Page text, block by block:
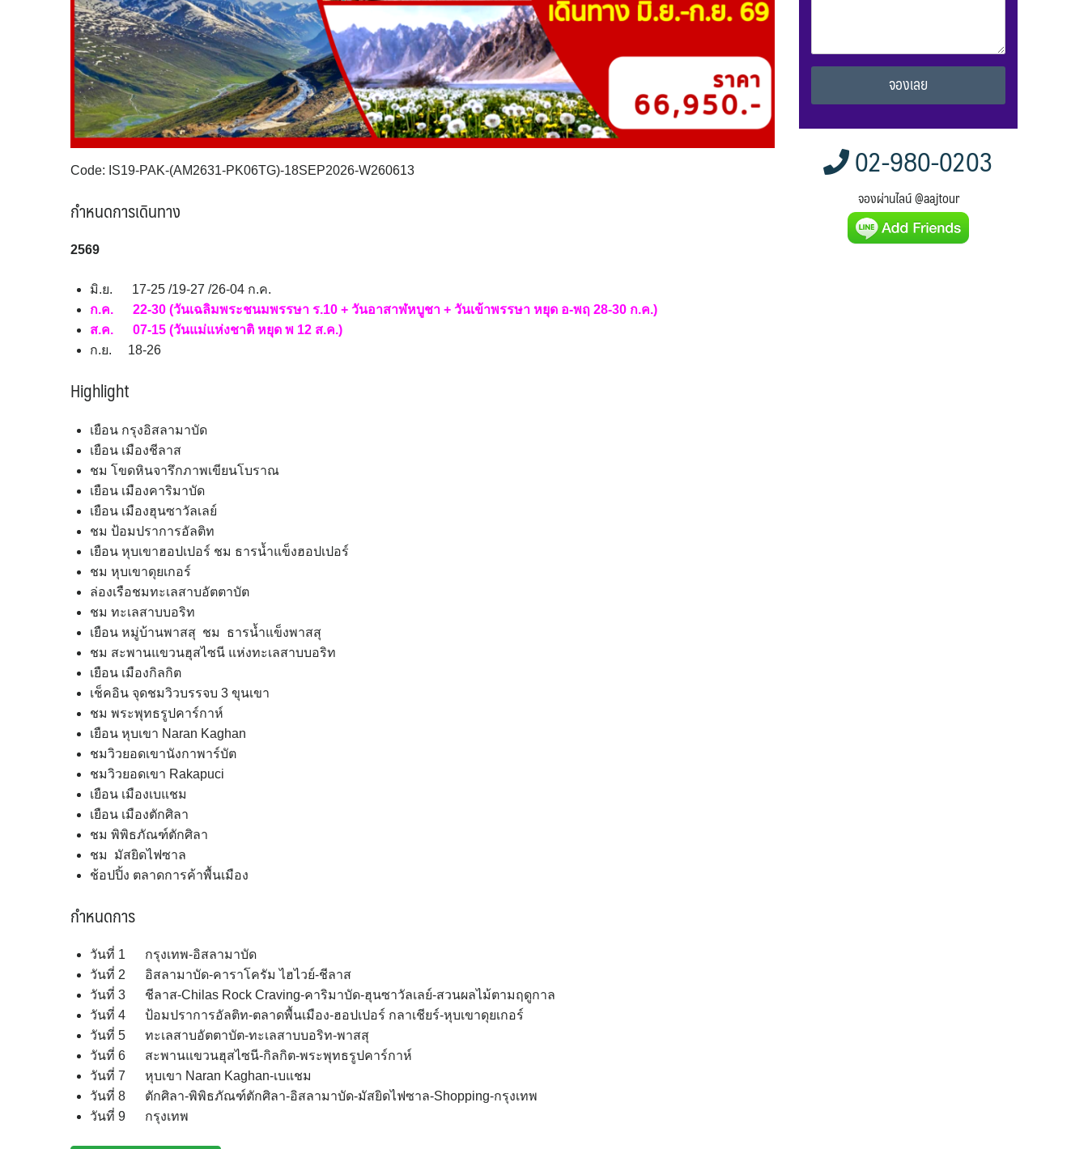
Code: IS19-PAK-(AM2631-PK06TG)-18SEP2026-W260613
กำหนดการเดินทาง
2569
มิ.ย. 17-25 /19-27 /26-04 ก.ค.
ก.ค. 22-30 (วันเฉลิมพระชนมพรรษา ร.10 + วันอาสาฬหบูชา + วันเข้าพรรษา หยุด อ-พฤ 28-30 ก.ค.)
ส.ค. 07-15 (วันแม่แห่งชาติ หยุด พ 12 ส.ค.)
ก.ย. 18-26
Highlight
เยือน กรุงอิสลามาบัด
เยือน เมืองชีลาส
ชม โขดหินจารึกภาพเขียนโบราณ
เยือน เมืองคาริมาบัด
เยือน เมืองฮุนซาวัลเลย์
ชม ป้อมปราการอัลติท
เยือน หุบเขาฮอปเปอร์ ชม ธารน้ำแข็งฮอปเปอร์
ชม หุบเขาดุยเกอร์
ล่องเรือชมทะเลสาบอัตตาบัต
ชม ทะเลสาบบอริท
เยือน หมู่บ้านพาสสุ ชม ธารน้ำแข็งพาสสุ
ชม สะพานแขวนฮุสไซนี แห่งทะเลสาบบอริท
เยือน เมืองกิลกิต
เช็คอิน จุดชมวิวบรรจบ 3 ขุนเขา
ชม พระพุทธรูปคาร์กาห์
เยือน หุบเขา Naran Kaghan
ชมวิวยอดเขานังกาพาร์บัต
ชมวิวยอดเขา Rakapuci
เยือน เมืองเบแชม
เยือน เมืองตักศิลา
ชม พิพิธภัณฑ์ตักศิลา
ชม มัสยิดไฟซาล
ช้อปปิ้ง ตลาดการค้าพื้นเมือง
กำหนดการ
วันที่ 1 กรุงเทพ-อิสลามาบัด
วันที่ 2 อิสลามาบัด-คาราโครัม ไฮไวย์-ชีลาส
วันที่ 3 ชีลาส-Chilas Rock Craving-คาริมาบัด-ฮุนซาวัลเลย์-สวนผลไม้ตามฤดูกาล
วันที่ 4 ป้อมปราการอัลติท-ตลาดพื้นเมือง-ฮอปเปอร์ กลาเชียร์-หุบเขาดุยเกอร์
วันที่ 5 ทะเลสาบอัตตาบัต-ทะเลสาบบอริท-พาสสุ
วันที่ 6 สะพานแขวนฮุสไซนี-กิลกิต-พระพุทธรูปคาร์กาห์
วันที่ 7 หุบเขา Naran Kaghan-เบแชม
วันที่ 8 ตักศิลา-พิพิธภัณฑ์ตักศิลา-อิสลามาบัด-มัสยิดไฟซาล-Shopping-กรุงเทพ
วันที่ 9 กรุงเทพ
Alternative:
02-980-0203
จองผ่านไลน์ @aajtour